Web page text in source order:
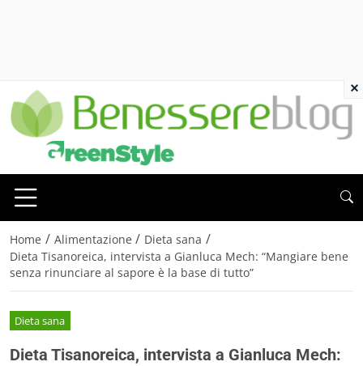
Home / Alimentazione / Dieta sana /
Dieta Tisanoreica, intervista a Gianluca Mech: “Mangiare bene
senza rinunciare al sapore è la base di tutto”
Dieta sana
Dieta Tisanoreica, intervista a Gianluca Mech:
×